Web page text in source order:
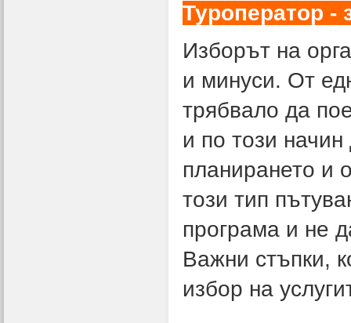
Туроператор -
Изборът на
и минуси. От
трябвало да
и по този
планирането и
този тип
програма и не
Важни стъпки,
избор на